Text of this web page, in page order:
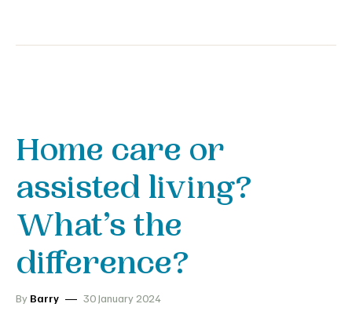
Home care or
assisted living?
What’s the
difference?
By Barry 30 January 2024